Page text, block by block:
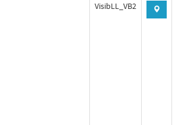
VisibLL_VB2